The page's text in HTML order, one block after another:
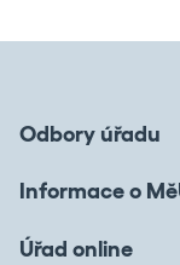
Odbory úřadu
Informace o
Úřad online